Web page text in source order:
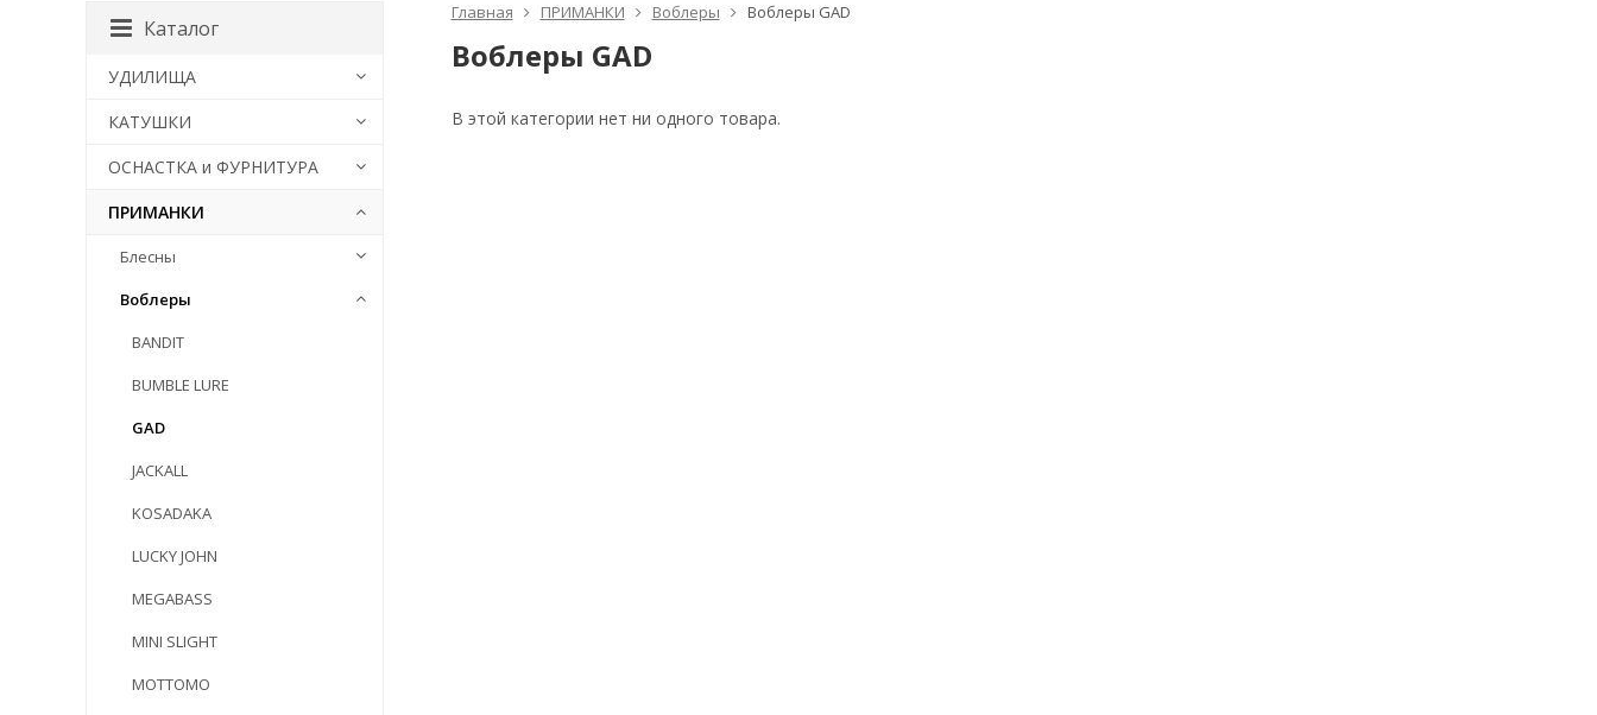
Главная ПРИМАНКИ Воблеры Воблеры GAD
Воблеры GAD
В этой категории нет ни одного товара.
Каталог
УДИЛИЩА
КАТУШКИ
ОСНАСТКА и ФУРНИТУРА
ПРИМАНКИ
Блесны
Воблеры
BANDIT
BUMBLE LURE
GAD
JACKALL
KOSADAKA
LUCKY JOHN
MEGABASS
MINI SLIGHT
MOTTOMO